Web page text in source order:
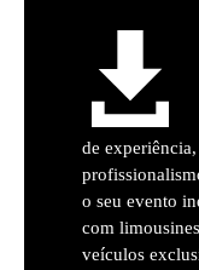
de
o seu evento
com
veículos